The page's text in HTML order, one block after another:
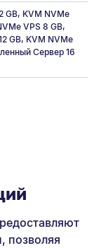
GB, KVM NVMe
VPS 8 GB,
GB, KVM NVMe
Сервер 16
позволяя